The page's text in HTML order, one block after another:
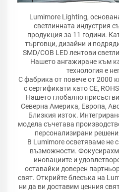
Lumimore Lighting,
светлинната индустрия
продукция за 11 години.
търговци, дизайни и
SMD/COB LED лентови
Нашето ангажиране към
технология е
С фабрика от повече от 2000
с сертификати като CE,
Нашето глобално
Северна Америка, Европа,
Близкия изток.
модела съчетава
персонализирани
В Lumimore осветяваме не
възможности.
иновациите и
оставайки доверен
свят. Открийте блесъка на
ни да ви доставим ценния